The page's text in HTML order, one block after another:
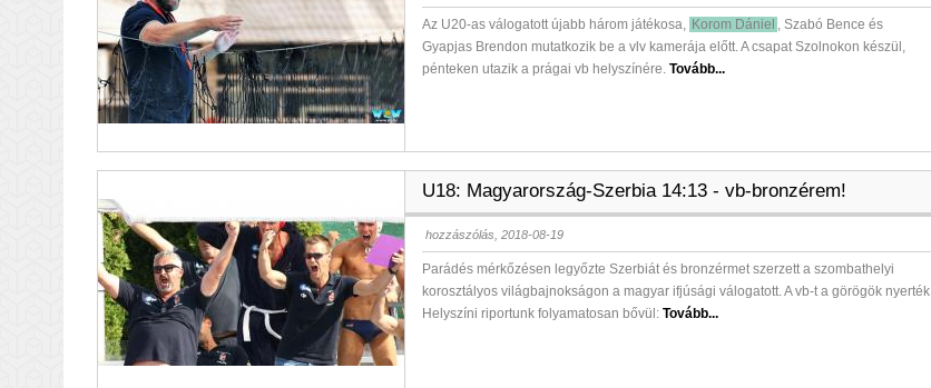
Az U20-as válogatott újabb három játékosa, Korom Dániel , Szabó Bence és
Gyapjas Brendon mutatkozik be a vlv kamerája előtt. A csapat Szolnokon készül,
pénteken utazik a prágai vb helyszínére.Tovább...
U18: Magyarország-Szerbia 14:13 - vb-bronzérem!
hozzászólás, 2018-08-19
Parádés mérkőzésen legyőzte Szerbiát és bronzérmet szerzett a szombathelyi
korosztályos világbajnokságon a magyar ifjúsági válogatott. A vb-t a görögök nyerték.
Helyszíni riportunk folyamatosan bővül:Tovább...